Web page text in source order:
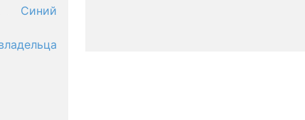
Синий